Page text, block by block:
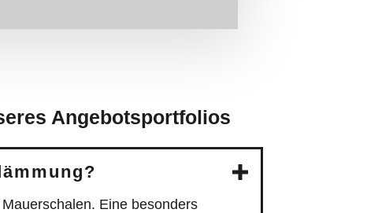
Angebotsportfolios
Eine besonders